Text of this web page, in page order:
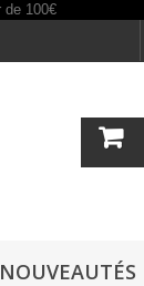
NOUVEAUTÉS